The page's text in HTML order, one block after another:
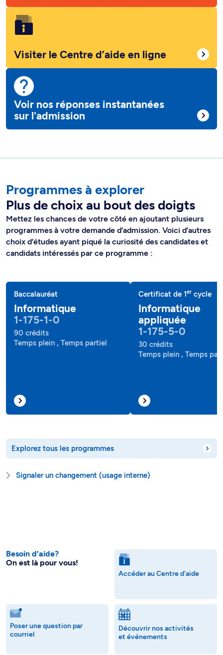
Visiter le Centre d’aide en ligne
Voir nos réponses instantanées
sur l'admission
Programmes à explorer
Plus de choix au bout des doigts
Mettez les chances de votre côté en ajoutant plusieurs
programmes à votre demande d’admission. Voici d’autres
choix d’études ayant piqué la curiosité des candidates et
candidats intéressés par ce programme :
Baccalauréat
Informatique
1-175-1-0
90 crédits
Temps plein , Temps partiel
Certificat de 1er cycle
Informatique
appliquée
1-175-5-0
30 crédits
Temps plein , Temps
Explorez tous les programmes
Signaler un changement (usage interne)
Besoin d’aide?
On est là pour vous!
Accéder au Centre d'aide
Poser une question par
courriel
Découvrir nos activités
et événements